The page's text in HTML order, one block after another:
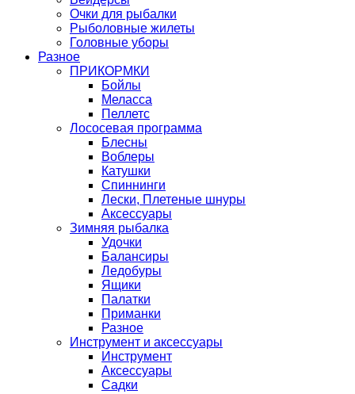
Очки для рыбалки
Рыболовные жилеты
Головные уборы
Разное
ПРИКОРМКИ
Бойлы
Меласса
Пеллетс
Лососевая программа
Блесны
Воблеры
Катушки
Спиннинги
Лески, Плетеные шнуры
Аксессуары
Зимняя рыбалка
Удочки
Балансиры
Ледобуры
Ящики
Палатки
Приманки
Разное
Инструмент и аксессуары
Инструмент
Аксессуары
Садки